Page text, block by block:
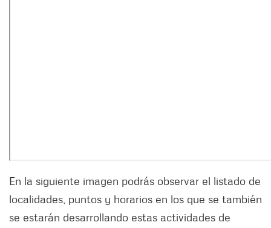
En la siguiente imagen podrás observar el listado de
localidades, puntos y horarios en los que se también
se estarán desarrollando estas actividades de